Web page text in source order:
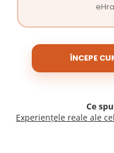
ÎNCEPE
Ce
Experiențele reale ale